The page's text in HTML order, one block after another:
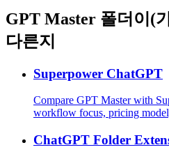
GPT Master 폴더이(
다른지
Superpower ChatGPT
Compare GPT Master with
workflow focus, pricing
ChatGPT Folder